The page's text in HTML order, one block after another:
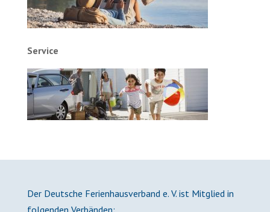
Service
Der Deutsche Ferienhausverband e. V. ist Mitglied in